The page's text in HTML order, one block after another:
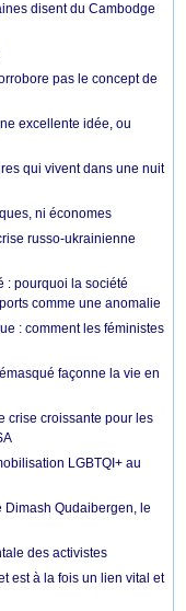
disent du Cambodge
pas le concept de
excellente idée, ou
qui vivent dans une nuit
ni économes
russo-ukrainienne
: pourquoi la société
comme une anomalie
: comment les féministes
façonne la vie en
crise croissante pour les
LGBTQI+ au
Qudaibergen, le
des activistes
est à la fois un lien vital et